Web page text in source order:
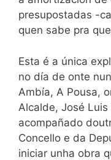
presupostadas -
quen sabe pra
Esta é a única
no día de onte
Ambía, A Pousa,
Alcalde, José
acompañado
Concello e da
iniciar unha obra